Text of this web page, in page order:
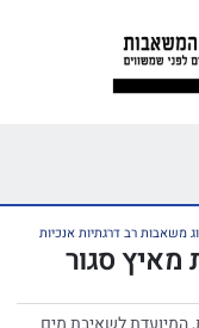
משאבות רב דרגתיות אנכיות